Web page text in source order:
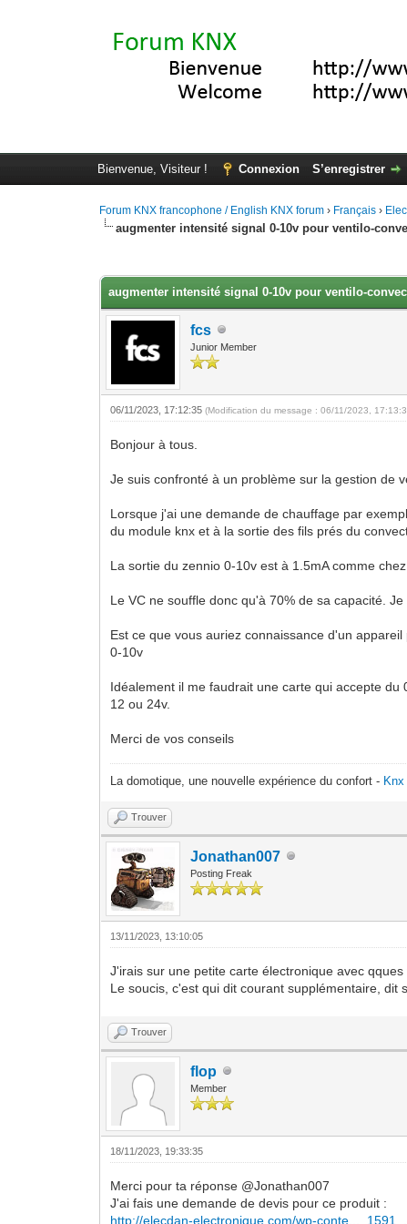
Bienvenue, Visiteur ! Connexion S’enregistrer
Forum KNX francophone / English KNX forum › Français ›
augmenter intensité signal 0-10v pour ventilo-
augmenter intensité signal 0-10v pour ventilo-
fcs
Junior Member
06/11/2023, 17:12:35(Modification du message : 06/11/2023,
Bonjour à tous.
Je suis confronté à un problème sur la gestion de
Lorsque j'ai une demande de chauffage par
du module knx et à la sortie des fils prés du
La sortie du zennio 0-10v est à 1.5mA comme
Le VC ne souffle donc qu'à 70% de sa capacité.
Est ce que vous auriez connaissance d'un
0-10v
Idéalement il me faudrait une carte qui accepte
12 ou 24v.
Merci de vos conseils
La domotique, une nouvelle expérience du confort -
Trouver
Jonathan007
Posting Freak
13/11/2023, 13:10:05
J'irais sur une petite carte électronique avec
Le soucis, c'est qui dit courant supplémentaire,
Trouver
flop
Member
18/11/2023, 19:33:35
Merci pour ta réponse @Jonathan007
J'ai fais une demande de devis pour ce produit :
http://elecdan-electronique.com/wp-